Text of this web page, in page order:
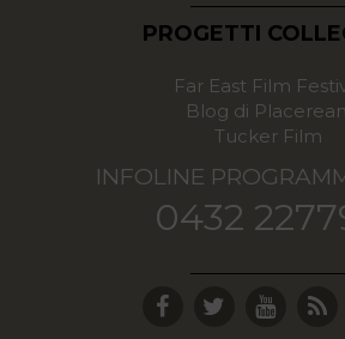
PROGETTI
Far East Film
Blog di
Tucker Film
INFOLINE
0432